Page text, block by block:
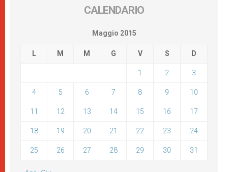
CALENDARIO
Maggio 2015
L M M G V S D
1 2 3
4 5 6 7 8 9 10
11 12 13 14 15 16 17
18 19 20 21 22 23 24
25 26 27 28 29 30 31